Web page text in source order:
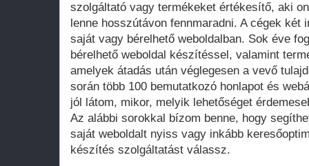
szolgáltató vagy termékeket értékesítő, aki
lenne hosszútávon fennmaradni. A cégek két
saját vagy bérelhető weboldalban. Sok éve
bérelhető weboldal készítéssel, valamint
amelyek átadás után véglegesen a vevő
során több 100 bemutatkozó honlapot és
jól látom, mikor, melyik lehetőséget
Az alábbi sorokkal bízom benne, hogy
saját weboldalt nyiss vagy inkább
készítés szolgáltatást válassz.